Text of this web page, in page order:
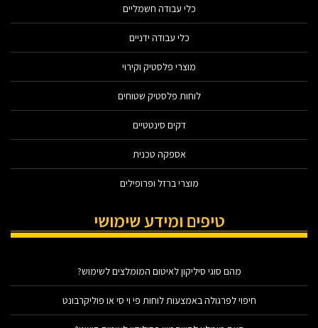
כלי עבודה חשמליים
כלי עבודה ידניים
מוצרי פלסטיק וקירוי
לוחות פלסטיק שטוחים
דקים סינטטיים
אספקה טכנית
מוצרי ברזל ופרופילים
טיפים ומידע שימושי
מהם סוגי סיליקון לאיטום המומלצים לשימוש?
חיפוי לפרגולה באמצעות לוחות פי וי סי או פוליקרבונט